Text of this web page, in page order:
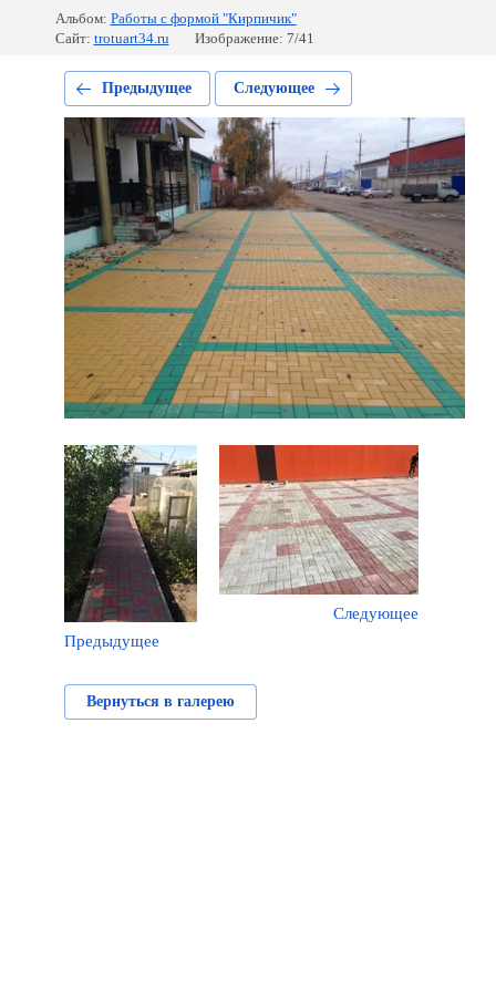
Альбом: Работы с формой "Кирпичик"
Сайт: trotuart34.ru Изображение: 7/41
Предыдущее Следующее
Предыдущее
Следующее
Вернуться в галерею